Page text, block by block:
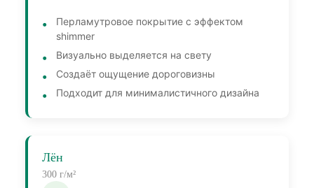
Перламутровое покрытие с эффектом
shimmer
Визуально выделяется на свету
Создаёт ощущение дороговизны
Подходит для минималистичного дизайна
Лён
300 г/м²